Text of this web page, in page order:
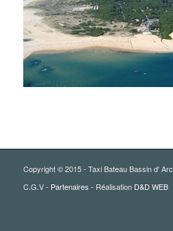
Copyright © 2015 - Taxi Bateau Bassin d'
C.G.V - Partenaires - Réalisation D&D WEB